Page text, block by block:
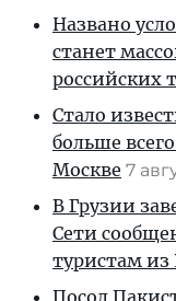
Названо
станет
российских
Стало
больше
Москве 7
В Грузии
Сети
туристам из
Посол